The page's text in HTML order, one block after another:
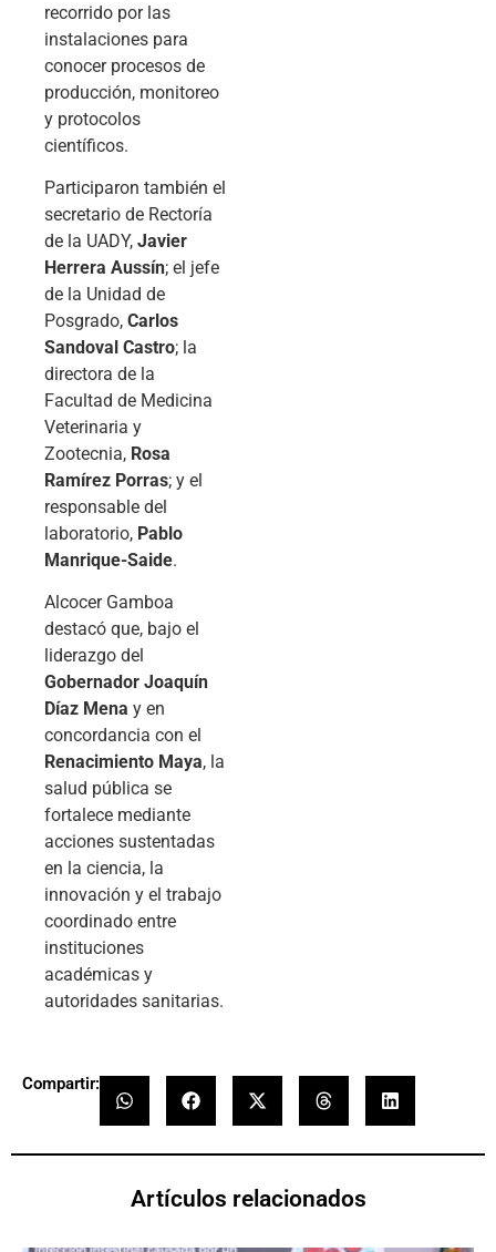
recorrido por las
instalaciones para
conocer procesos de
producción, monitoreo
y protocolos
científicos.
Participaron también el
secretario de Rectoría
de la UADY, Javier
Herrera Aussín; el jefe
de la Unidad de
Posgrado, Carlos
Sandoval Castro; la
directora de la
Facultad de Medicina
Veterinaria y
Zootecnia, Rosa
Ramírez Porras; y el
responsable del
laboratorio, Pablo
Manrique-Saide.
Alcocer Gamboa
destacó que, bajo el
liderazgo del
Gobernador Joaquín
Díaz Mena y en
concordancia con el
Renacimiento Maya, la
salud pública se
fortalece mediante
acciones sustentadas
en la ciencia, la
innovación y el trabajo
coordinado entre
instituciones
académicas y
autoridades sanitarias.
Compartir:
Artículos relacionados